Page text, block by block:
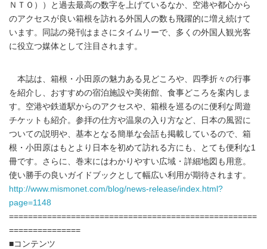
ＮＴＯ））と過去最高の数字を上げているなか、空港や都心から
のアクセスが良い箱根を訪れる外国人の数も飛躍的に増え続けて
います。同誌の発刊はまさにタイムリーで、多くの外国人観光客
に役立つ媒体として注目されます。
本誌は、箱根・小田原の魅力ある見どころや、四季折々の行事
を紹介し、おすすめの宿泊施設や美術館、食事どころを案内しま
す。空港や鉄道駅からのアクセスや、箱根を巡るのに便利な周遊
チケットも紹介。参拝の仕方や温泉の入り方など、日本の風習に
ついての説明や、基本となる簡単な会話も掲載しているので、箱
根・小田原はもとより日本を初めて訪れる方にも、とても便利な1
冊です。さらに、巻末にはわかりやすい広域・詳細地図も用意。
使い勝手の良いガイドブックとして幅広い利用が期待されます。
http://www.mismonet.com/blog/news-release/index.html?
page=1148
====================================================
===============
■コンテンツ